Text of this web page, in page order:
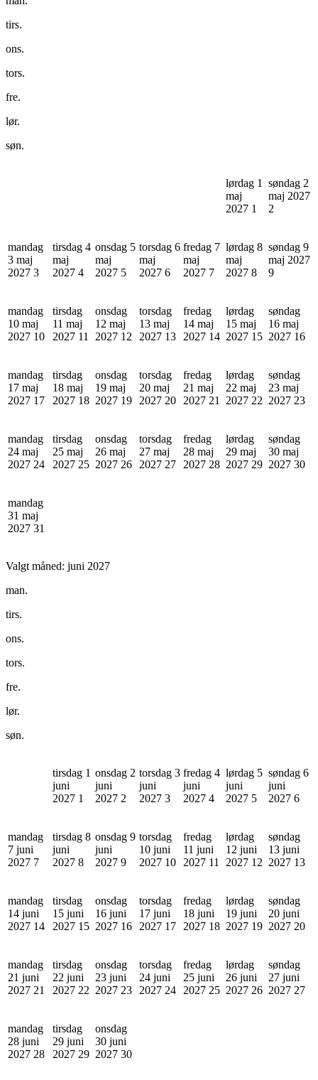
tirs.
ons.
tors.
fre.
lør.
søn.
lørdag 1
maj
2027 1
søndag 2
maj 2027
2
mandag
3 maj
2027 3
tirsdag 4
maj
2027 4
onsdag 5
maj
2027 5
torsdag 6
maj
2027 6
fredag 7
maj
2027 7
lørdag 8
maj
2027 8
søndag 9
maj 2027
9
mandag
10 maj
2027 10
tirsdag
11 maj
2027 11
onsdag
12 maj
2027 12
torsdag
13 maj
2027 13
fredag
14 maj
2027 14
lørdag
15 maj
2027 15
søndag
16 maj
2027 16
mandag
17 maj
2027 17
tirsdag
18 maj
2027 18
onsdag
19 maj
2027 19
torsdag
20 maj
2027 20
fredag
21 maj
2027 21
lørdag
22 maj
2027 22
søndag
23 maj
2027 23
mandag
24 maj
2027 24
tirsdag
25 maj
2027 25
onsdag
26 maj
2027 26
torsdag
27 maj
2027 27
fredag
28 maj
2027 28
lørdag
29 maj
2027 29
søndag
30 maj
2027 30
mandag
31 maj
2027 31
Valgt måned: juni 2027
man.
tirs.
ons.
tors.
fre.
lør.
søn.
tirsdag 1
juni
2027 1
onsdag 2
juni
2027 2
torsdag 3
juni
2027 3
fredag 4
juni
2027 4
lørdag 5
juni
2027 5
søndag 6
juni
2027 6
mandag
7 juni
2027 7
tirsdag 8
juni
2027 8
onsdag 9
juni
2027 9
torsdag
10 juni
2027 10
fredag
11 juni
2027 11
lørdag
12 juni
2027 12
søndag
13 juni
2027 13
mandag
14 juni
2027 14
tirsdag
15 juni
2027 15
onsdag
16 juni
2027 16
torsdag
17 juni
2027 17
fredag
18 juni
2027 18
lørdag
19 juni
2027 19
søndag
20 juni
2027 20
mandag
21 juni
2027 21
tirsdag
22 juni
2027 22
onsdag
23 juni
2027 23
torsdag
24 juni
2027 24
fredag
25 juni
2027 25
lørdag
26 juni
2027 26
søndag
27 juni
2027 27
mandag
28 juni
2027 28
tirsdag
29 juni
2027 29
onsdag
30 juni
2027 30